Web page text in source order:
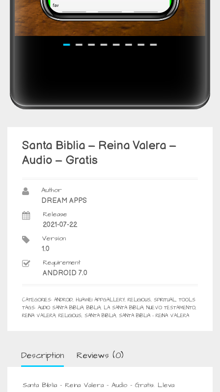
Santa Biblia – Reina Valera –
Audio – Gratis
Author
DREAM APPS
Release
2021-07-22
Version
1.0
Requirement
ANDROID 7.0
CATEGORIES: ANDROID, HUAWEI APPGALLERY, RELIGIOUS, SPIRITUAL, TOOLS
TAGS: AUDIO SANTA BIBLIA, BIBLIA, LA SANTA BIBLIA, NUEVO TESTAMENTO,
REINA VALERA, RELIGIOUS, SANTA BIBLIA, SANTA BIBLIA - REINA VALERA
Description Reviews (0)
Santa Biblia – Reina Valera – Audio – Gratis. Lleva